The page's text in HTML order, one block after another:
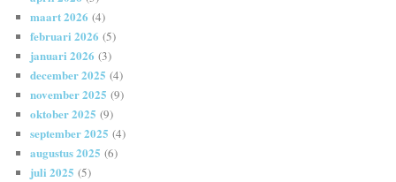
maart 2026 (4)
februari 2026 (5)
januari 2026 (3)
december 2025 (4)
november 2025 (9)
oktober 2025 (9)
september 2025 (4)
augustus 2025 (6)
juli 2025 (5)